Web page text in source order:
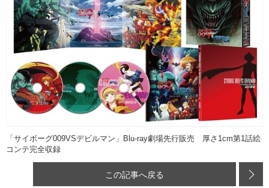
「サイボーグ009VSデビルマン」Blu-ray劇場先行販売 厚さ1cm第1話絵
コンテ完全収録
この記事へ戻る